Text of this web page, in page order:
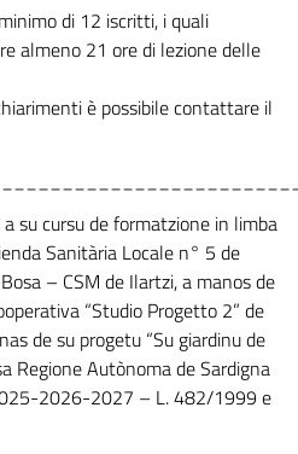
di 12 iscritti, i quali
almeno 21 ore di lezione delle
è possibile contattare il
su cursu de formatzione in limba
Sanitària Locale n° 5 de
– CSM de Ilartzi, a manos de
“Studio Progetto 2” de
de su progetu “Su giardinu de
Regione Autònoma de Sardigna
2026-2027 – L. 482/1999 e